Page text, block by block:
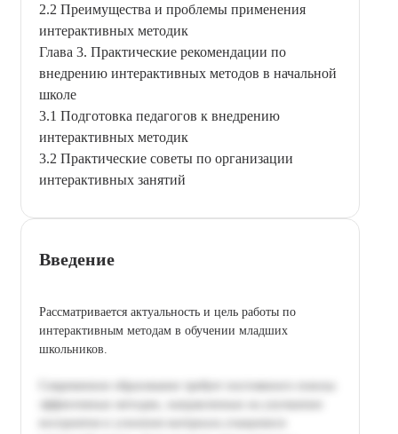
2.2 Преимущества и проблемы применения
интерактивных методик
Глава 3. Практические рекомендации по
внедрению интерактивных методов в начальной
школе
3.1 Подготовка педагогов к внедрению
интерактивных методик
3.2 Практические советы по организации
интерактивных занятий
Введение
Рассматривается актуальность и цель работы по
интерактивным методам в обучении младших
школьников.